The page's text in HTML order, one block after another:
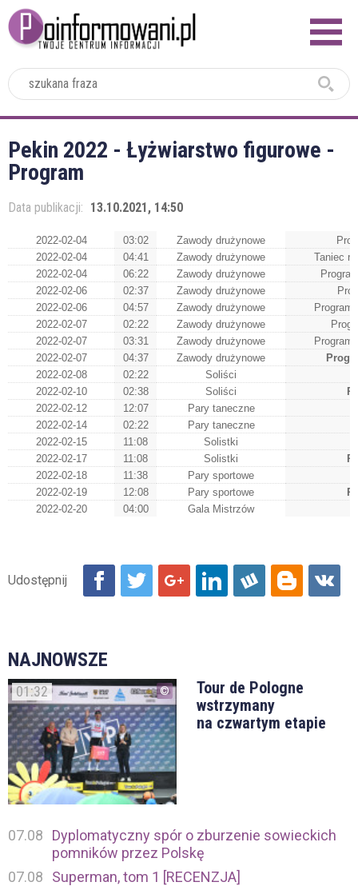
Pekin 2022 - Łyżwiarstwo figurowe -
Program
Data publikacji: 13.10.2021, 14:50
2022-02-04 03:02 Zawody drużynowe
2022-02-04
04:41 Zawody drużynowe
Taniec
2022-02-04
06:22 Zawody drużynowe
2022-02-06
02:37 Zawody drużynowe
2022-02-06
04:57 Zawody drużynowe
Program
2022-02-07
02:22 Zawody drużynowe
2022-02-07
03:31 Zawody drużynowe
Program
2022-02-07
04:37 Zawody drużynowe
2022-02-08
02:22 Soliści
2022-02-10
02:38 Soliści
2022-02-12
12:07 Pary taneczne
2022-02-14
02:22 Pary taneczne
2022-02-15
11:08 Solistki
2022-02-17
11:08 Solistki
2022-02-18
11:38 Pary sportowe
2022-02-19
12:08 Pary sportowe
2022-02-20
04:00 Gala Mistrzów
NAJNOWSZE
01:32
Tour de Pologne
wstrzymany
na czwartym etapie
07.08
Dyplomatyczny spór o zburzenie sowieckich
pomników przez Polskę
07.08
Superman, tom 1 [RECENZJA]